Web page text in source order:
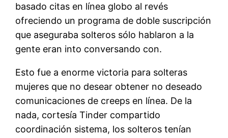
basado citas en línea globo al revés
ofreciendo un programa de doble suscripción
que aseguraba solteros sólo hablaron a la
gente eran into conversando con.
Esto fue a enorme victoria para solteras
mujeres que no desear obtener no deseado
comunicaciones de creeps en línea. De la
nada, cortesía Tinder compartido
coordinación sistema, los solteros tenían